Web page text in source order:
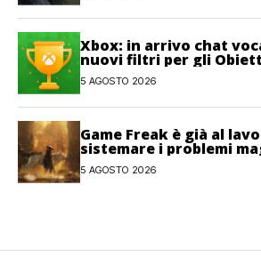
Xbox: in arrivo chat
nuovi filtri per gli
cloud recuperabili
5 AGOSTO 2026
Game Freak è già al
sistemare i problemi
of Reincarnation
5 AGOSTO 2026